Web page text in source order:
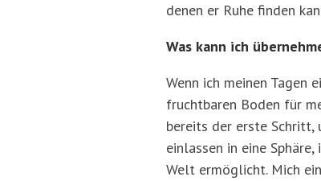
denen er Ruhe finden
Was kann ich
Wenn ich meinen Tagen
fruchtbaren Boden für
bereits der erste Schritt,
einlassen in eine
Welt ermöglicht. Mich